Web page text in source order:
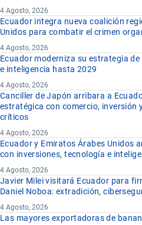
4 Agosto, 2026
Ecuador integra nueva coalición
Unidos para combatir el crimen
4 Agosto, 2026
Ecuador moderniza su estrategia
e inteligencia hasta 2029
4 Agosto, 2026
Canciller de Japón arribara a
estratégica con comercio, inversión
críticos
4 Agosto, 2026
Ecuador y Emiratos Árabes Unidos
con inversiones, tecnología e
4 Agosto, 2026
Javier Milei visitará Ecuador para
Daniel Noboa: extradición,
4 Agosto, 2026
Las mayores exportadoras de